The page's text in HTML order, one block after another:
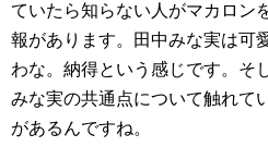
ていたら知らない人がマカロン
報があります。田中みな実は可
わな。納得という感じです。そ
みな実の共通点について触れて
があるんですね。